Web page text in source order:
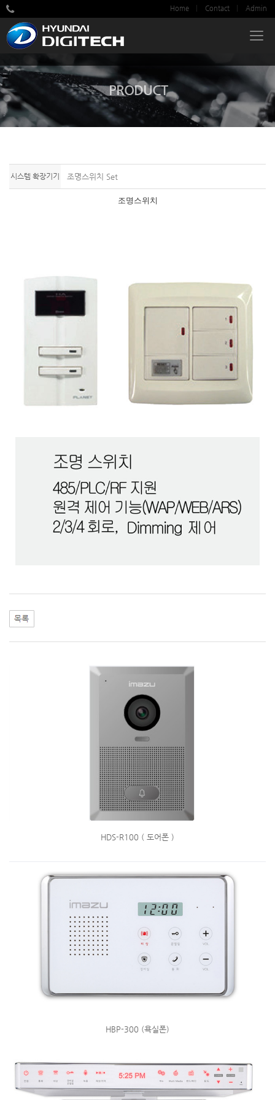
Home Contact Admin
PRODUCT
시스템 확장기기 조명스위치 Set
조명스위치
HDS-R100 ( 도어폰 )
HBP-300 (욕실폰)